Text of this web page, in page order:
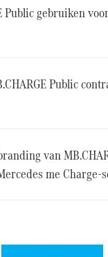
Public gebruiken
Public
van
me Charge-